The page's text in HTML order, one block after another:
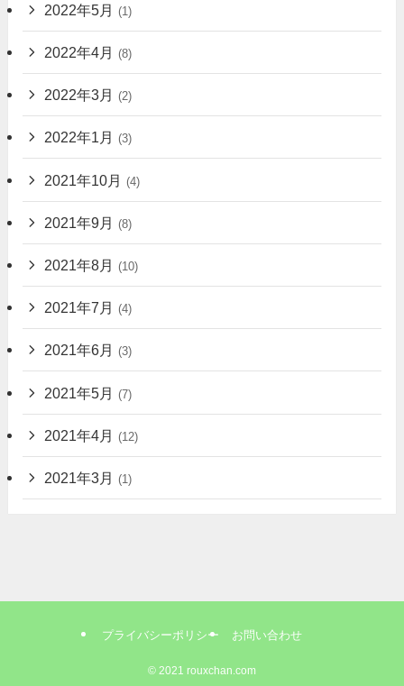
2022年5月 (1)
2022年4月 (8)
2022年3月 (2)
2022年1月 (3)
2021年10月 (4)
2021年9月 (8)
2021年8月 (10)
2021年7月 (4)
2021年6月 (3)
2021年5月 (7)
2021年4月 (12)
2021年3月 (1)
プライバシーポリシー お問い合わせ
© 2021 rouxchan.com